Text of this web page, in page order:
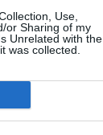
Use,
or Sharing of my
Unrelated with the
was collected.
на Фармерама​